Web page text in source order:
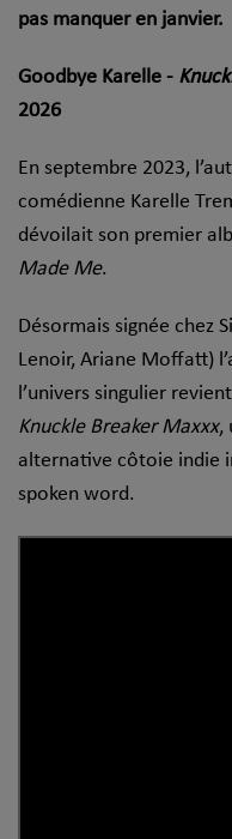
pas manquer en janvier.
Goodbye Karelle -
2026
En septembre 2023,
comédienne Karelle
dévoilait son premier
Made Me.
Désormais signée chez
Lenoir, Ariane Moffatt)
l’univers singulier
Knuckle Breaker Maxxx,
alternative côtoie indie
spoken word.